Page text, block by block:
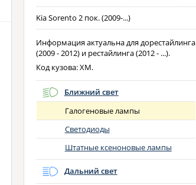
Kia Sorento 2 пок. (2009-...)
Информация актуальна для дорестайлинга
(2009 - 2012) и рестайлинга (2012 - ...).
Код кузова: XM.
Ближний свет
Галогеновые лампы
Светодиоды
Штатные ксеноновые лампы
Дальний свет